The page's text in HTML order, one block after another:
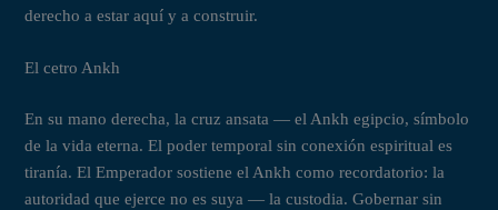
derecho a estar aquí y a construir.
El cetro Ankh
En su mano derecha, la cruz ansata — el Ankh egipcio, símbolo
de la vida eterna. El poder temporal sin conexión espiritual es
tiranía. El Emperador sostiene el Ankh como recordatorio: la
autoridad que ejerce no es suya — la custodia. Gobernar sin